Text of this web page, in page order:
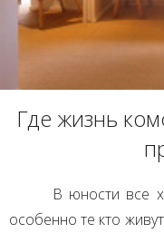
Где жизнь
В юности все
особенно те кто